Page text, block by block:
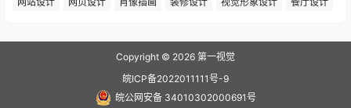
Copyright © 2026 第一视觉
皖ICP备2022011111号-9
皖公网安备 34010302000691号